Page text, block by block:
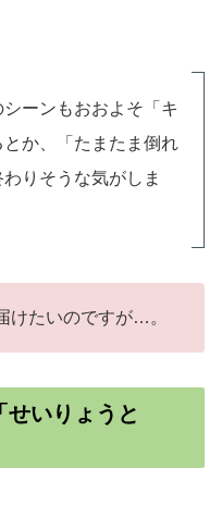
ーンもおおよそ「キ
か、「たまたま倒れ
りそうな気がしま
けたいのですが…。
せいりょうと